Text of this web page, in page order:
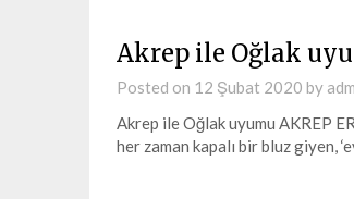
Akrep ile Oğlak
Posted on 12 Şubat 2020 by
Akrep ile Oğlak uyumu AKREP
her zaman kapalı bir bluz giyen,